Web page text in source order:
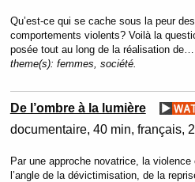
Qu’est-ce qui se cache sous la peur
comportements violents? Voilà la
posée tout au long de la réalisation de…
theme(s): femmes, société.
De l’ombre à la lumière
documentaire 40 min français
Par une approche novatrice, la
l’angle de la dévictimisation, de la